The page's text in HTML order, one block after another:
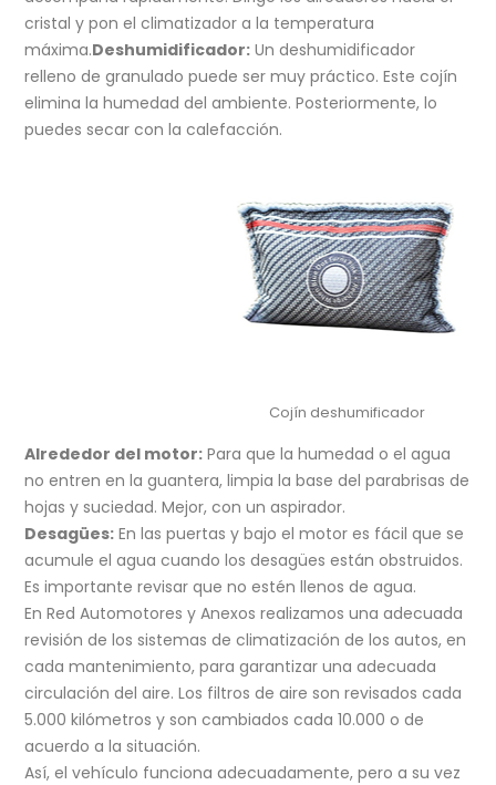
cristal y pon el climatizador a la temperatura
máxima.Deshumidificador: Un deshumidificador
relleno de granulado puede ser muy práctico. Este cojín
elimina la humedad del ambiente. Posteriormente, lo
puedes secar con la calefacción.
Cojín deshumificador
Alrededor del motor: Para que la humedad o el agua
no entren en la guantera, limpia la base del parabrisas de
hojas y suciedad. Mejor, con un aspirador.
Desagües: En las puertas y bajo el motor es fácil que se
acumule el agua cuando los desagües están obstruidos.
Es importante revisar que no estén llenos de agua.
En Red Automotores y Anexos realizamos una adecuada
revisión de los sistemas de climatización de los autos, en
cada mantenimiento, para garantizar una adecuada
circulación del aire. Los filtros de aire son revisados cada
5.000 kilómetros y son cambiados cada 10.000 o de
acuerdo a la situación.
Así, el vehículo funciona adecuadamente, pero a su vez